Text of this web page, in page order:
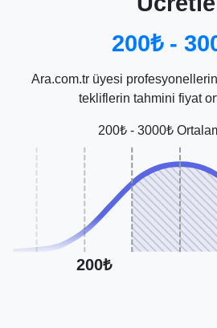
200₺ -
Ara.com.tr üyesi
tekliflerin tahmini fiyat
200₺ - 3000₺
200₺